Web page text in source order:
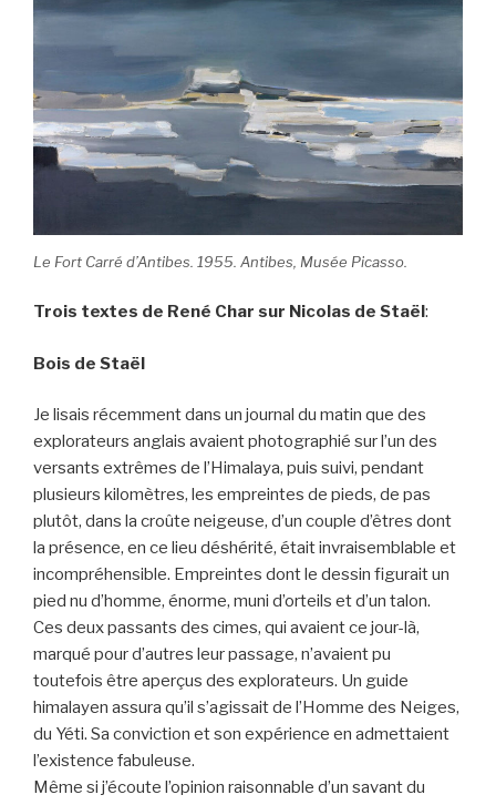
Le Fort Carré d’Antibes. 1955. Antibes, Musée Picasso.
Trois textes de René Char sur Nicolas de Staël:
Bois de Staël
Je lisais récemment dans un journal du matin que des
explorateurs anglais avaient photographié sur l’un des
versants extrêmes de l’Himalaya, puis suivi, pendant
plusieurs kilomètres, les empreintes de pieds, de pas
plutôt, dans la croûte neigeuse, d’un couple d’êtres dont
la présence, en ce lieu déshérité, était invraisemblable et
incompréhensible. Empreintes dont le dessin figurait un
pied nu d’homme, énorme, muni d’orteils et d’un talon.
Ces deux passants des cimes, qui avaient ce jour-là,
marqué pour d’autres leur passage, n’avaient pu
toutefois être aperçus des explorateurs. Un guide
himalayen assura qu’il s’agissait de l’Homme des Neiges,
du Yéti. Sa conviction et son expérience en admettaient
l’existence fabuleuse.
Même si j’écoute l’opinion raisonnable d’un savant du